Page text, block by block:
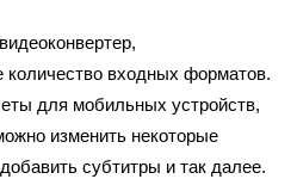
входных форматов.
для мобильных устройств,
изменить некоторые
субтитры и так далее.